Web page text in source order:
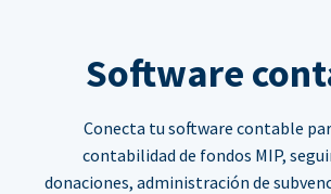
Software
Conecta tu software contable
contabilidad de fondos MIP,
donaciones, administración de